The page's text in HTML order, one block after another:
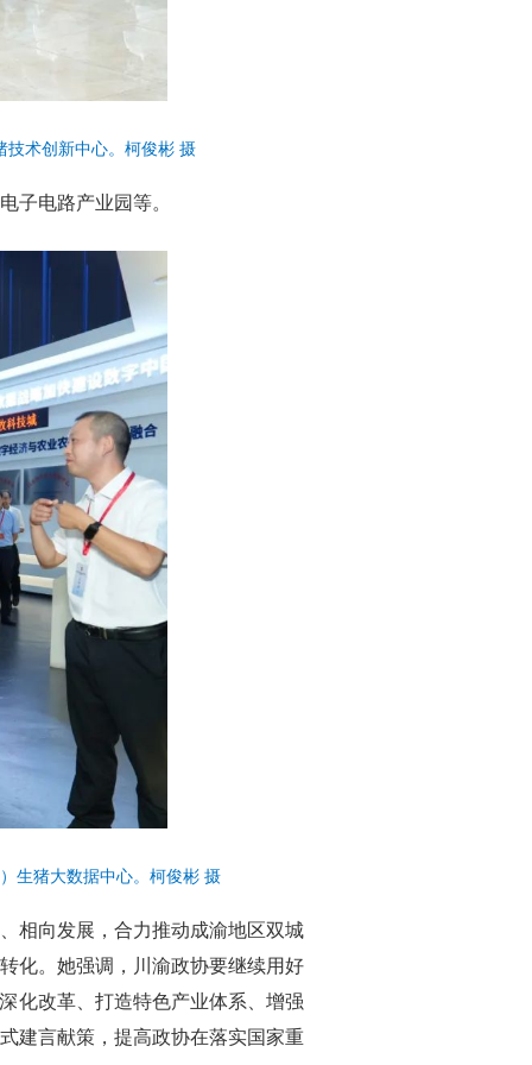
技术创新中心。柯俊彬 摄
子电路产业园等。
生猪大数据中心。柯俊彬 摄
相向发展，合力推动成渝地区双城
化。她强调，川渝政协要继续用好
化改革、打造特色产业体系、增强
建言献策，提高政协在落实国家重